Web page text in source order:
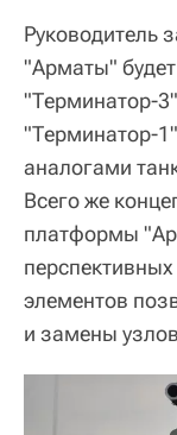
Руководитель
"Арматы"
"Терминатор-
"Терминатор-
аналогами
Всего же
платформы
элементов
и замены